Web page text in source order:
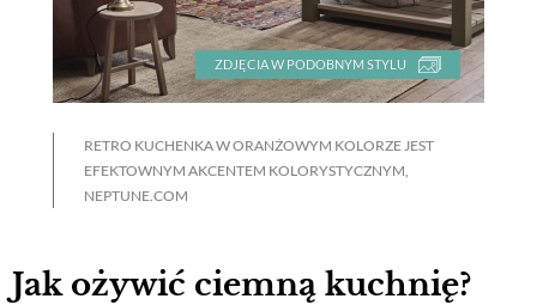
ZDJĘCIA W PODOBNYM STYLU
RETRO KUCHENKA W ORANŻOWYM KOLORZE JEST
EFEKTOWNYM AKCENTEM KOLORYSTYCZNYM,
NEPTUNE.COM
Jak ożywić ciemną kuchnię?